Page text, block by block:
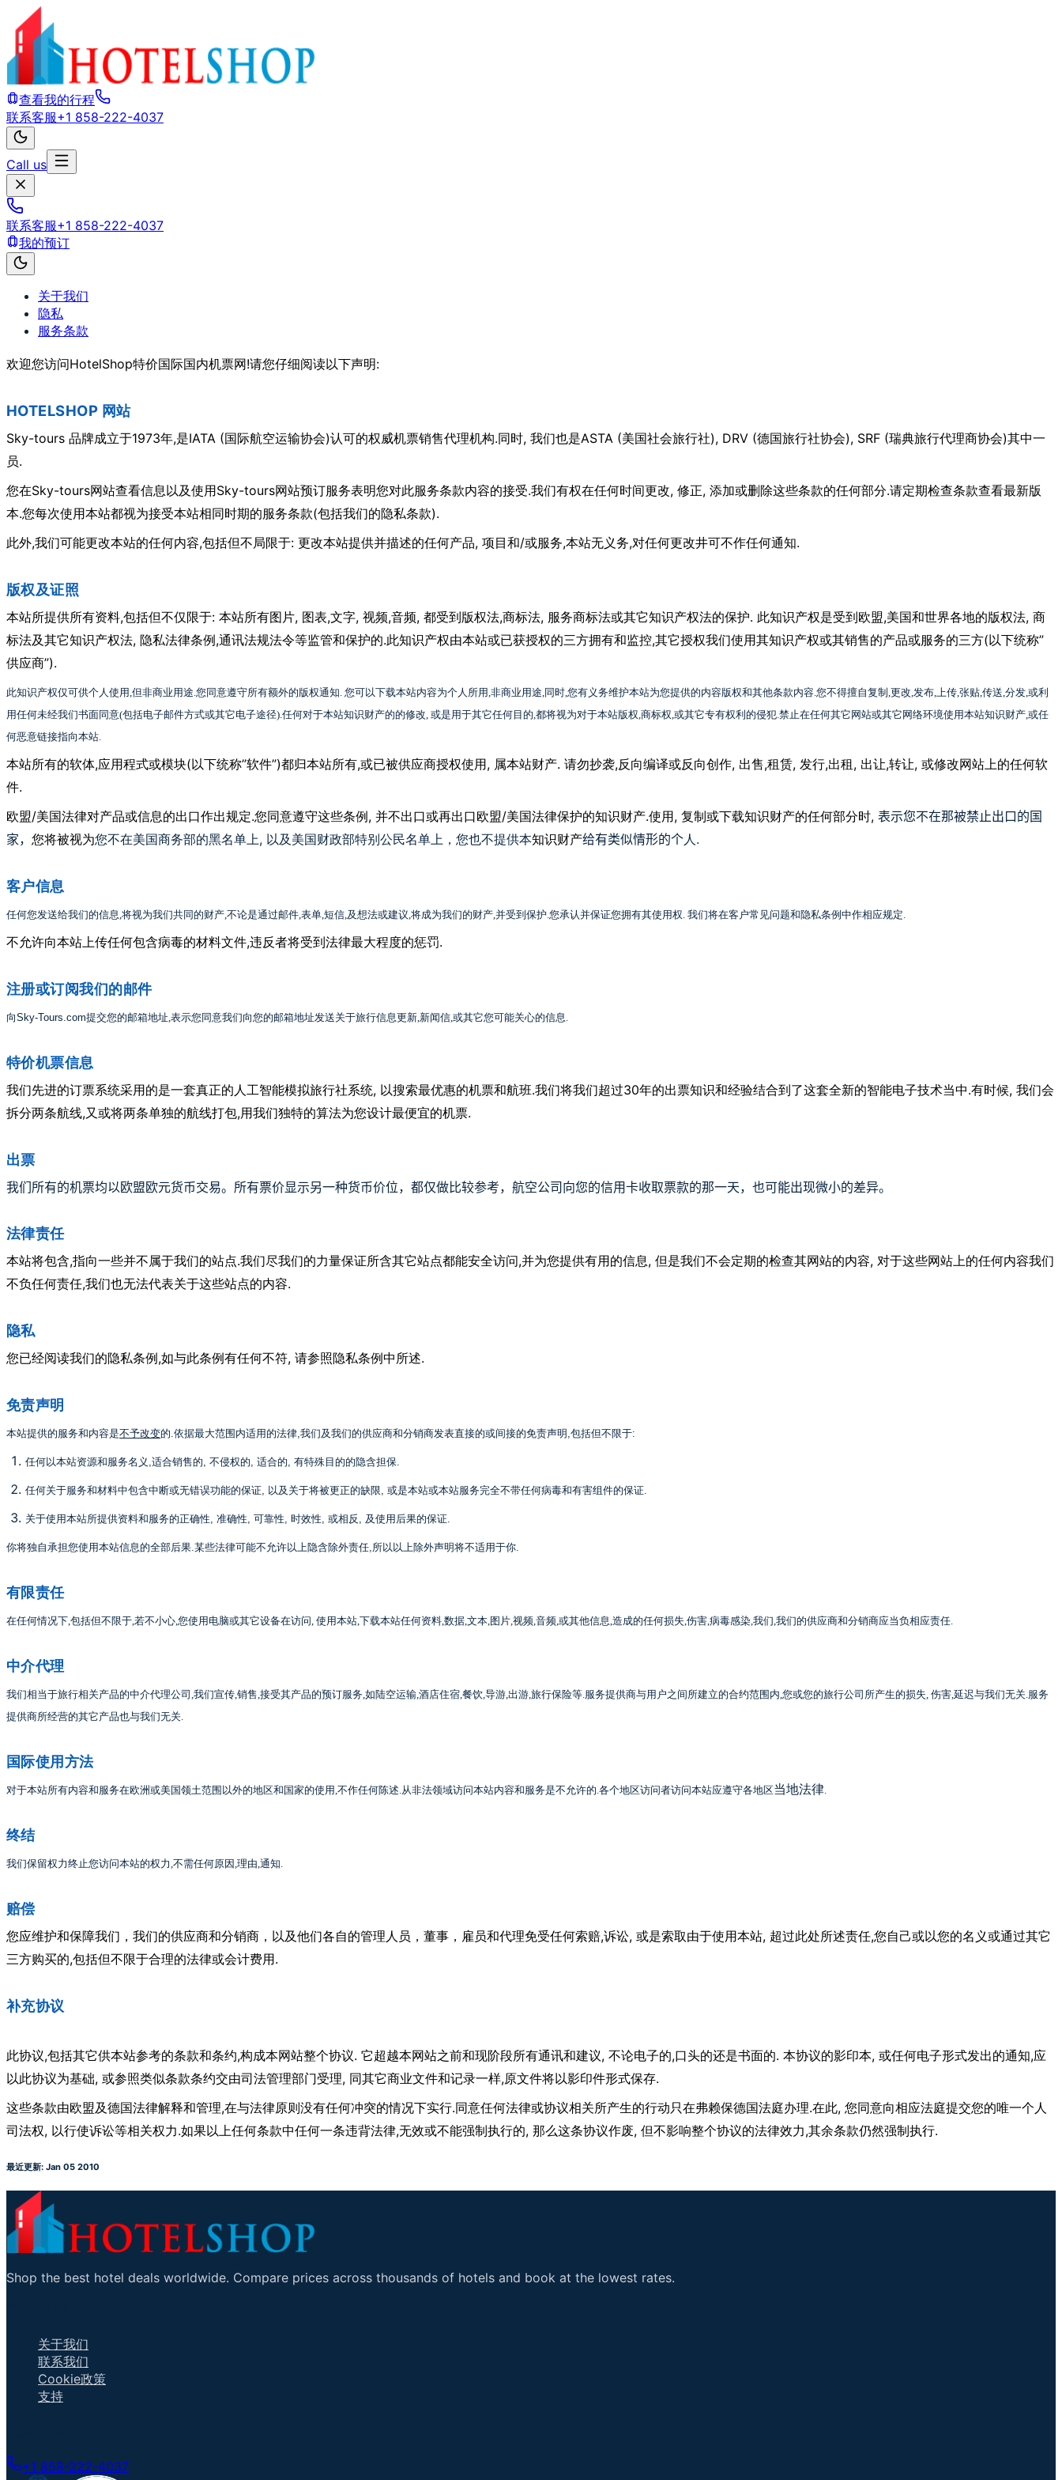
查看我的行程
联系客服+1 858-222-4037
Call us
联系客服+1 858-222-4037
我的预订
关于我们
隐私
服务条款
欢迎您访问HotelShop特价国际国内机票网 !请您仔细阅读以下声明:
HOTELSHOP 网站
Sky-tours 品牌成立于1973年,是IATA (国际航空运输协会)认可的权威机票销售代理机构.同时, 我们也是ASTA (美国社会旅行社), DRV (德国旅行社协会), SRF (瑞典旅行代理商协会)其中一
员.
您在Sky-tours网站查看信息以及使用 Sky-tours网站预订服务表明您对此服务条款内容的接受.我们有权在任何时间更改, 修正, 添加或删除这些条款的任何部分.请定期检查条款查看最新版
本.您每次使用本站都视为接受本站相同时期的服务条款(包括我们的隐私条款).
此外,我们可能更改本站的任何内容,包括但不局限于: 更改本站提供并描述的任何产品, 项目和/或服务,本站无义务,对任何更改井可不作任何通知.
版权及证照
本站所提供所有资料,包括但不仅限于: 本站所有图片, 图表,文字, 视频,音频, 都受到版权法,商标法, 服务商标法或其它知识产权法的保护. 此知识产权是受到欧盟,美国和世界各地的版权法, 商
标法及其它知识产权法, 隐私法律条例 ,通讯法规法令等监管和保护的.此知识产权由本站或已获授权的三方拥有和监控,其它授权我们使用其知识产权或其销售的产品或服务的三方( 以下统称”
供应商”).
此知识产权仅可供个人使用,但非商业用途.您同意遵守所有额外的版权通知. 您可以下载本站内容为个人所用,非商业用途,同时,您有义务维护本站为您提供的内容版权和其他条款内容.您不得擅自复制 ,更改,发布,上传,张贴,传送,分发,或利
用任何未经我们书面同意(包括电子邮件方式或其它电子途径).任何对于本站知识财产的的修改, 或是用于其它任何目的,都将视为对于本站版权,商标权,或其它专有权利的侵犯.禁止在任何其它网站或其它网络环境使用本站知识财产,或任
何恶意链接指向本站.
本站所有的软体,应用程式或模块( 以下统称”软件”)都归本站所有,或已被供应商授权使用 , 属本站财产. 请勿抄袭,反向编译或反向创作, 出售,租赁, 发行,出租 , 出让,转让, 或修改网站上的任何软
件.
欧盟/美国法律对产品或信息的出口作出规定.您同意遵守这些条例 , 并不出口或再出口欧盟/美国法律保护的知识财产.使用 , 复制或下载知识财产的任何部分时, 表示您不在那被禁止出口的国
家， 您将被视为您不在美国商务部的黑名单上, 以及美国财政部特别公民名单上，您也不提供本知识财产给有类似情形的个人.
客户信息
任何您发送给我们的信息,将视为我们共同的财产,不论是通过邮件,表单,短信,及想法或建议,将成为我们的财产,并受到保护.您承认并保证您拥有其使用权. 我们将在客户常见问题和隐私条例中作相应规定.
不允许向本站上传任何包含病毒的材料文件,违反者将受到法律最大程度的惩罚.
注册或订阅我们的邮件
向Sky-Tours.com提交您的邮箱地址,表示您同意我们向您的邮箱地址发送关于旅行信息更新,新闻信,或其它您可能关心的信息.
特价机票信息
我们先进的订票系统采用的是一套真正的人工智能模拟旅行社系统, 以搜索最优惠的机票和航班.我们将我们超过30年的出票知识和经验结合到了这套全新的智能电子技术当中.有时候, 我们会
拆分两条航线,又或将两条单独的航线打包,用我们独特的算法为您设计最便宜的机票.
出票
我们所有的机票均以欧盟欧元货币交易。 所有票价显示另一种货币价位， 都仅做比较参考， 航空公司向您的信用卡收取票款的那一天，也可能出现微小的差异。
法律责任
本站将包含,指向一些并不属于我们的站点.我们尽我们的力量保证所含其它站点都能安全访问,并为您提供有用的信息, 但是我们不会定期的检查其网站的内容, 对于这些网站上的任何内容我们
不负任何责任,我们也无法代表关于这些站点的内容.
隐私
您已经阅读我们的隐私条例 ,如与此条例有任何不符, 请参照隐私条例中所述.
免责声明
本站提供的服务和内容是不予改变的.依据最大范围内适用的法律,我们及我们的供应商和分销商发表直接的或间接的免责声明 ,包括但不限于:
任何以本站资源和服务名义 ,适合销售的, 不侵权的, 适合的, 有特殊目的的隐含担保.
任何关于服务和材料中包含中断或无错误功能的保证, 以及关于将被更正的缺限, 或是本站或本站服务完全不带任何病毒和有害组件的保证.
关于使用本站所提供资料和服务的正确性, 准确性, 可靠性, 时效性, 或相反 , 及使用后果的保证.
你将独自承担您使用本站信息的全部后果.某些法律可能不允许以上隐含除外责任,所以以上除外声明将不适用于你.
有限责任
在任何情况下,包括但不限于,若不小心,您使用电脑或其它设备在访问, 使用本站,下载本站任何资料,数据,文本,图片,视频,音频,或其他信息,造成的任何损失,伤害,病毒感染,我们,我们的供应商和分销商应当负相应责任.
中介代理
我们相当于旅行相关产品的中介代理公司 ,我们宣传,销售,接受其产品的预订服务,如陆空运输,酒店住宿,餐饮,导游,出游,旅行保险等.服务提供商与用户之间所建立的合约范围内,您或您的旅行公司所产生的损失, 伤害,延迟与我们无关.服务
提供商所经营的其它产品也与我们无关.
国际使用方法
对于本站所有内容和服务在欧洲或美国领土范围以外的地区和国家的使用,不作任何陈述.从非法领域访问本站内容和服务是不允许的.各个地区访问者访问本站应遵守各地区当地法律.
终结
我们保留权力终止您访问本站的权力,不需任何原因,理由,通知.
赔偿
您应维护和保障我们，我们的供应商和分销商，以及他们各自的管理人员，董事，雇员和代理免受任何索赔,诉讼, 或是索取由于使用本站, 超过此处所述责任,您自己或以您的名义或通过其它
三方购买的,包括但不限于合理的法律或会计费用 .
补充协议
此协议,包括其它供本站参考的条款和条约,构成本网站整个协议. 它超越本网站之前和现阶段所有通讯和建议, 不论电子的,口头的还是书面的. 本协议的影印本, 或任何电子形式发出的通知,应
以此协议为基础, 或参照类似条款条约交由司法管理部门受理, 同其它商业文件和记录一样,原文件将以影印件形式保存.
这些条款由欧盟及德国法律解释和管理,在与法律原则没有任何冲突的情况下实行.同意任何法律或协议相关所产生的行动只在弗赖保德国法庭办理.在此, 您同意向相应法庭提交您的唯一个人
司法权, 以行使诉讼等相关权力.如果以上任何条款中任何一条违背法律,无效或不能强制执行的, 那么这条协议作废, 但不影响整个协议的法律效力,其余条款仍然强制执行.
最近更新: Jan 05 2010
Shop the best hotel deals worldwide. Compare prices across thousands of hotels and book at the lowest rates.
关于我们
联系我们
Cookie政策
支持
+1 858-222-4037